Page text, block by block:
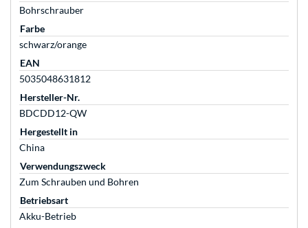
Bohrschrauber
Farbe
schwarz/orange
EAN
5035048631812
Hersteller-Nr.
BDCDD12-QW
Hergestellt in
China
Verwendungszweck
Zum Schrauben und Bohren
Betriebsart
Akku-Betrieb